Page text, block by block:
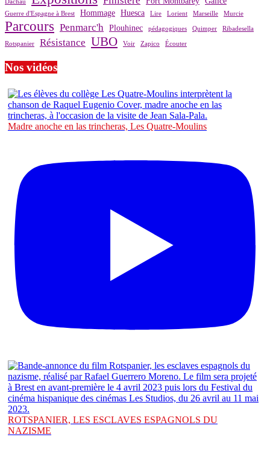
Dachau
Guerre d'Espagne à Brest Hommage Huesca Lire Lorient Marseille Murcie
Parcours Penmarc'h Plouhinec pédagogiques Quimper Ribadesella
Rotspanier Résistance UBO Voir Zapico Écouter
Nos vidéos
Madre anoche en las trincheras, Les Quatre-Moulins
ROTSPANIER, LES ESCLAVES ESPAGNOLS DU
NAZISME